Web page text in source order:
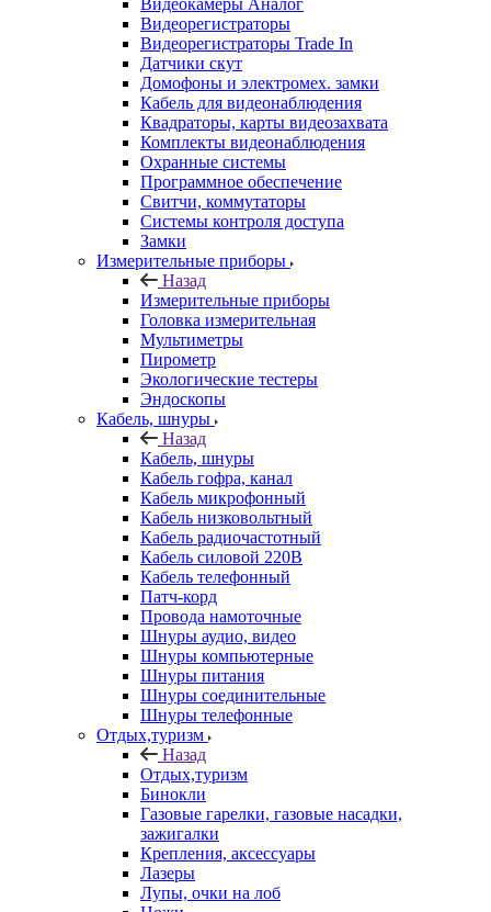
Видеокамеры Аналог
Видеорегистраторы
Видеорегистраторы Trade In
Датчики скут
Домофоны и электромех. замки
Кабель для видеонаблюдения
Квадраторы, карты видеозахвата
Комплекты видеонаблюдения
Охранные системы
Программное обеспечение
Свитчи, коммутаторы
Системы контроля доступа
Замки
Измерительные приборы
Назад
Измерительные приборы
Головка измерительная
Мультиметры
Пирометр
Экологические тестеры
Эндоскопы
Кабель, шнуры
Назад
Кабель, шнуры
Кабель гофра, канал
Кабель микрофонный
Кабель низковольтный
Кабель радиочастотный
Кабель силовой 220В
Кабель телефонный
Патч-корд
Провода намоточные
Шнуры аудио, видео
Шнуры компьютерные
Шнуры питания
Шнуры соединительные
Шнуры телефонные
Отдых,туризм
Назад
Отдых,туризм
Бинокли
Газовые гарелки, газовые насадки,
зажигалки
Крепления, аксессуары
Лазеры
Лупы, очки на лоб